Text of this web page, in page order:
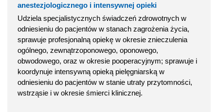
anestezjologicznego i intensywnej opieki
Udziela specjalistycznych świadczeń zdrowotnych w
odniesieniu do pacjentów w stanach zagrożenia życia,
sprawuje profesjonalną opiekę w okresie znieczulenia
ogólnego, zewnątrzoponowego, oponowego,
obwodowego, oraz w okresie pooperacyjnym; sprawuje i
koordynuje intensywną opieką pielęgniarską w
odniesieniu do pacjentów w stanie utraty przytomności,
wstrząsie i w okresie śmierci klinicznej.